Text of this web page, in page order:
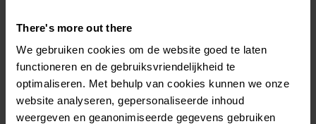
There's more out there
We gebruiken cookies om de website goed te laten
functioneren en de gebruiksvriendelijkheid te
optimaliseren. Met behulp van cookies kunnen we onze
website analyseren, gepersonaliseerde inhoud
weergeven en geanonimiseerde gegevens gebruiken
set."
Hélène Uzabiaga, reawakened atlete